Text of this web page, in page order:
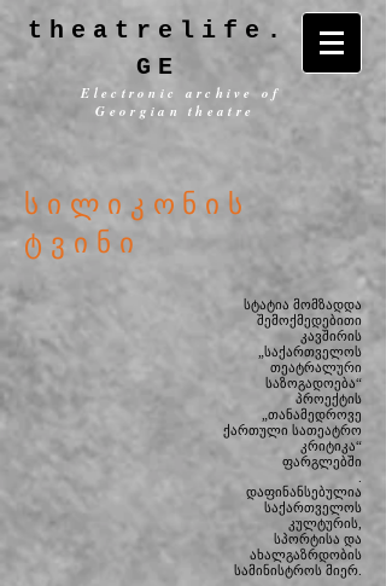
theatrelife.
GE
Electronic archive of
Georgian theatre
სილიკონის
ტვინი
სტატია მომზადდა
შემოქმედებითი
კავშირის
„საქართველოს
თეატრალური
საზოგადოება“
პროექტის
„თანამედროვე
ქართული სათეატრო
კრიტიკა“
ფარგლებში
.
დაფინანსებულია
საქართველოს
კულტურის,
სპორტისა და
ახალგაზრდობის
სამინისტროს მიერ.